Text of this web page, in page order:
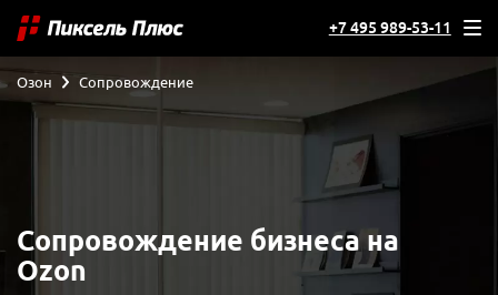
+7 495 989-53-11
Сопровождение бизнеса на
Ozon
Озон Сопровождение